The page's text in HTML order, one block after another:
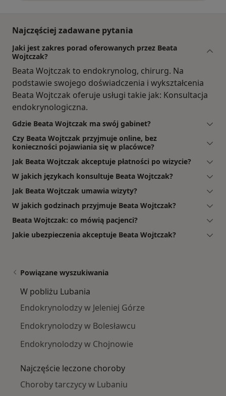
Najczęściej zadawane pytania
Jaki jest zakres porad oferowanych przez Beata
Wojtczak?
Beata Wojtczak to endokrynolog, chirurg. Na
podstawie swojego doświadczenia i wykształcenia
Beata Wojtczak oferuje usługi takie jak: Konsultacja
endokrynologiczna.
Gdzie Beata Wojtczak ma swój gabinet?
Czy Beata Wojtczak przyjmuje online, bez
konieczności pojawiania się w placówce?
Jak Beata Wojtczak akceptuje płatności po wizycie?
W jakich językach konsultuje Beata Wojtczak?
Jak Beata Wojtczak umawia wizyty?
W jakich godzinach przyjmuje Beata Wojtczak?
Beata Wojtczak: co mówią pacjenci?
Jakie ubezpieczenia akceptuje Beata Wojtczak?
Powiązane wyszukiwania
W pobliżu Lubania
Endokrynolodzy w Jeleniej Górze
Endokrynolodzy w Bolesławcu
Endokrynolodzy w Chojnowie
Najczęście leczone choroby
Choroby tarczycy w Lubaniu